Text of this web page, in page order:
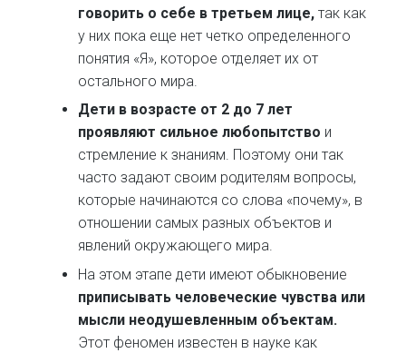
говорить о себе в третьем лице,так как
у них пока еще нет четко определенного
понятия «Я», которое отделяет их от
остального мира.
Дети в возрасте от 2 до 7 лет
проявляют сильное любопытство и
стремление к знаниям. Поэтому они так
часто задают своим родителям вопросы,
которые начинаются со слова «почему», в
отношении самых разных объектов и
явлений окружающего мира.
На этом этапе дети имеют обыкновение
приписывать человеческие чувства или
мысли неодушевленным объектам.
Этот феномен известен в науке как